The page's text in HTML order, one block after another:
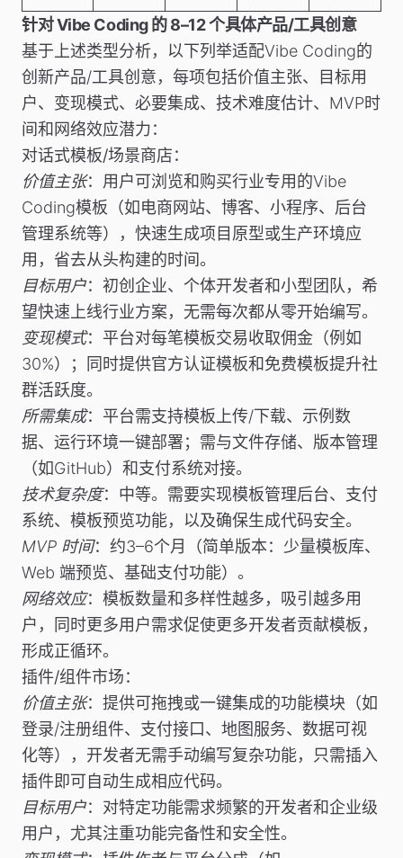
针对 Vibe Coding 的 8–12 个具体产品/工具创意
基于上述类型分析，以下列举适配Vibe Coding的
创新产品/工具创意，每项包括价值主张、目标用
户、变现模式、必要集成、技术难度估计、MVP时
间和网络效应潜力：
对话式模板/场景商店：
价值主张：用户可浏览和购买行业专用的Vibe
Coding模板（如电商网站、博客、小程序、后台
管理系统等），快速生成项目原型或生产环境应
用，省去从头构建的时间。
目标用户：初创企业、个体开发者和小型团队，希
望快速上线行业方案，无需每次都从零开始编写。
变现模式：平台对每笔模板交易收取佣金（例如
30%）；同时提供官方认证模板和免费模板提升社
群活跃度。
所需集成：平台需支持模板上传/下载、示例数
据、运行环境一键部署；需与文件存储、版本管理
（如GitHub）和支付系统对接。
技术复杂度：中等。需要实现模板管理后台、支付
系统、模板预览功能，以及确保生成代码安全。
MVP 时间：约3–6个月（简单版本：少量模板库、
Web 端预览、基础支付功能）。
网络效应：模板数量和多样性越多，吸引越多用
户，同时更多用户需求促使更多开发者贡献模板，
形成正循环。
插件/组件市场：
价值主张：提供可拖拽或一键集成的功能模块（如
登录/注册组件、支付接口、地图服务、数据可视
化等），开发者无需手动编写复杂功能，只需插入
插件即可自动生成相应代码。
目标用户：对特定功能需求频繁的开发者和企业级
用户，尤其注重功能完备性和安全性。